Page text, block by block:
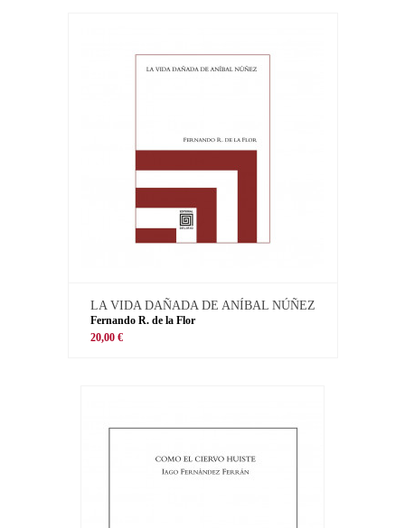
LA VIDA DAÑADA DE ANÍBAL NÚÑEZ
Fernando R. de la Flor
20,00 €